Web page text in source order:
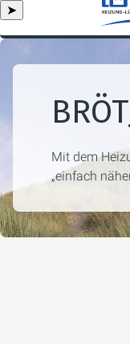
➤
Mit dem
„einfach